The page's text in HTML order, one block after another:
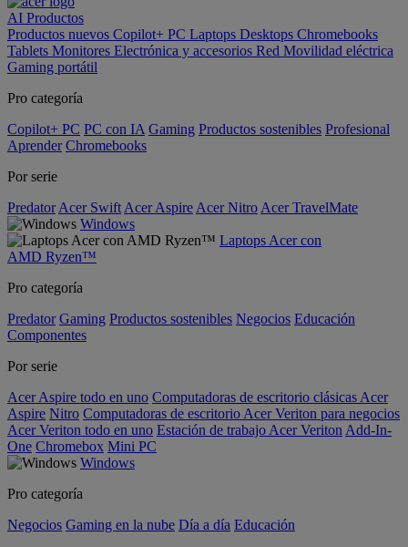
AI Productos
Productos nuevos Copilot+ PC Laptops Desktops Chromebooks
Tablets Monitores Electrónica y accesorios Red Movilidad eléctrica
Gaming portátil
Pro categoría
Copilot+ PC PC con IA Gaming Productos sostenibles Profesional
Aprender Chromebooks
Por serie
Predator Acer Swift Acer Aspire Acer Nitro Acer TravelMate
Windows
Laptops Acer con
AMD Ryzen™
Pro categoría
Predator Gaming Productos sostenibles Negocios Educación
Componentes
Por serie
Acer Aspire todo en uno Computadoras de escritorio clásicas Acer
Aspire Nitro Computadoras de escritorio Acer Veriton para negocios
Acer Veriton todo en uno Estación de trabajo Acer Veriton Add-In-
One Chromebox Mini PC
Windows
Pro categoría
Negocios Gaming en la nube Día a día Educación